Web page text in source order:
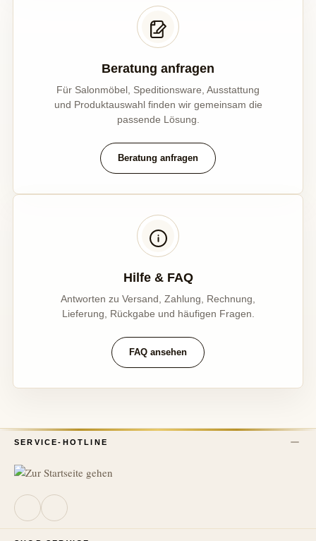
Beratung anfragen
Für Salonmöbel, Speditionsware, Ausstattung
und Produktauswahl finden wir gemeinsam die
passende Lösung.
Beratung anfragen
Hilfe & FAQ
Antworten zu Versand, Zahlung, Rechnung,
Lieferung, Rückgabe und häufigen Fragen.
FAQ ansehen
SERVICE-HOTLINE